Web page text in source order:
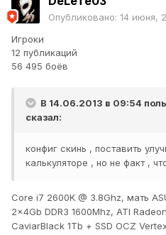
Опубликовано: 14 июня,
Игроки
12 публикаций
56 495 боёв
В 14.06.2013 в 09:54
сказал:
конфиг скинь , поставить
калькуляторе , но не факт ,
Core i7 2600K @ 3.8Ghz, мать
2x4Gb DDR3 1600Mhz, ATI
CaviarBlack 1Tb + SSD OCZ